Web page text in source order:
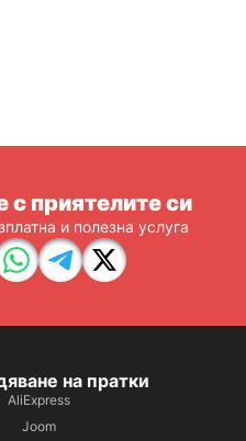
с приятелите си
и полезна услуга
на пратки
AliExpress
Joom